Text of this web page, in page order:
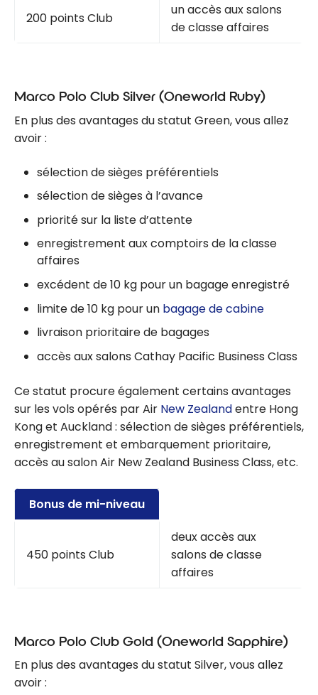
200 points Club
un accès aux salons
de classe affaires
Marco Polo Club Silver (Oneworld Ruby)
En plus des avantages du statut Green, vous allez
avoir :
sélection de sièges préférentiels
sélection de sièges à l’avance
priorité sur la liste d’attente
enregistrement aux comptoirs de la classe
affaires
excédent de 10 kg pour un bagage enregistré
limite de 10 kg pour un bagage de cabine
livraison prioritaire de bagages
accès aux salons Cathay Pacific Business Class
Ce statut procure également certains avantages
sur les vols opérés par Air New Zealandentre Hong
Kong et Auckland : sélection de sièges préférentiels,
enregistrement et embarquement prioritaire,
accès au salon Air New Zealand Business Class, etc.
Bonus de mi-niveau
450 points Club
deux accès aux
salons de classe
affaires
Marco Polo Club Gold (Oneworld Sapphire)
En plus des avantages du statut Silver, vous allez
avoir :